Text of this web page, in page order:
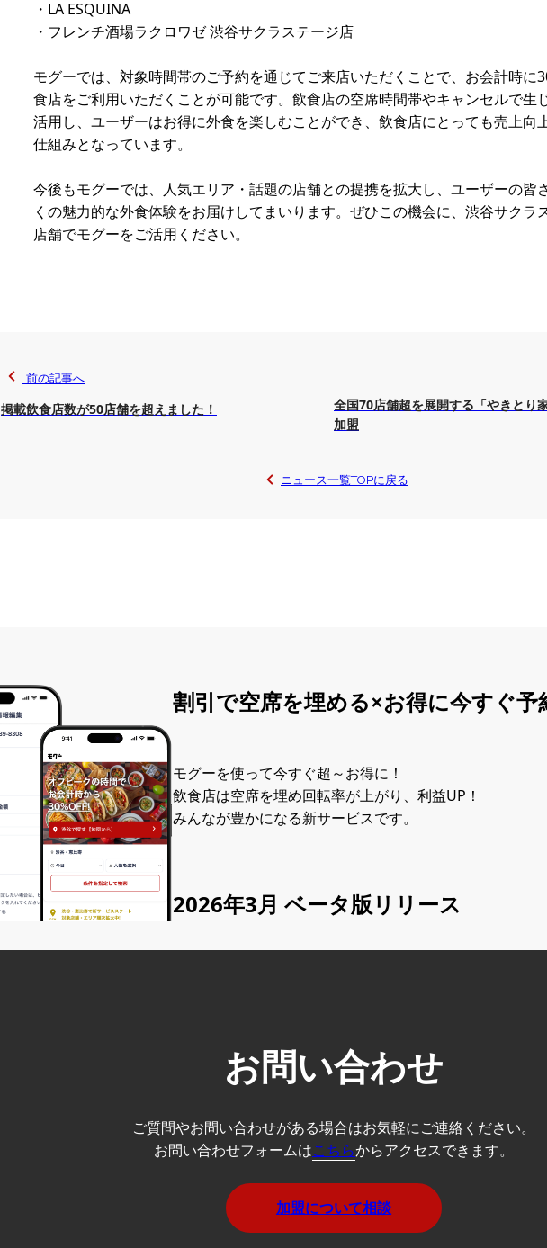
・LA ESQUINA
・フレンチ酒場ラクロワゼ 渋谷サクラステージ店
モグーでは、対象時間帯のご予約を通じてご来店いただくことで、お会計時に
食店をご利用いただくことが可能です。飲食店の空席時間帯やキャンセルで生
活用し、ユーザーはお得に外食を楽しむことができ、飲食店にとっても売上向
仕組みとなっています。
今後もモグーでは、人気エリア・話題の店舗との提携を拡大し、ユーザーの皆
くの魅力的な外食体験をお届けしてまいります。ぜひこの機会に、渋谷サクラ
店舗でモグーをご活用ください。
前の記事へ
掲載飲食店数が50店舗を超えました！
全国70店舗超を展開する「やきとり
加盟
ニュース一覧TOPに戻る
割引で空席を埋める×お得に今すぐ予
モグーを使って今すぐ超～お得に！
飲食店は空席を埋め回転率が上がり、利益UP！
みんなが豊かになる新サービスです。
2026年3月 ベータ版リリース
お問い合わせ
ご質問やお問い合わせがある場合はお気軽にご連絡ください。
お問い合わせフォームはこちらからアクセスできます。
加盟について相談